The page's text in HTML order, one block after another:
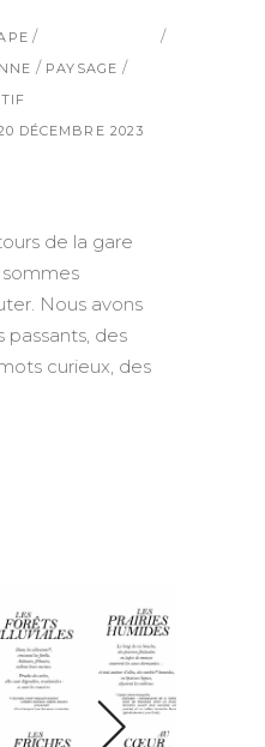
/
/ PAYSAGE /
DÉCEMBRE 2023
de la gare
sommes
Nous avons
des
curieux, des